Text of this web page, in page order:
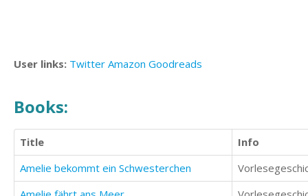
User links: Twitter Amazon Goodreads
Books:
Title
Info
Amelie bekommt ein Schwesterchen